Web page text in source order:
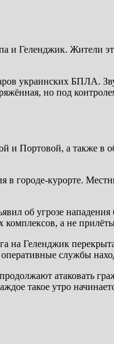
и Геленджик. Жители
украинских БПЛА.
но под
и Портовой, а также в
в городе-курорте.
об угрозе
комплексов, а не
на Геленджик
службы
атаковать
такое утро